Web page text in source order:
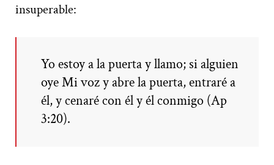
insuperable:
Yo estoy a la puerta y llamo; si alguien
oye Mi voz y abre la puerta, entraré a
él, y cenaré con él y él conmigo (Ap
3:20).